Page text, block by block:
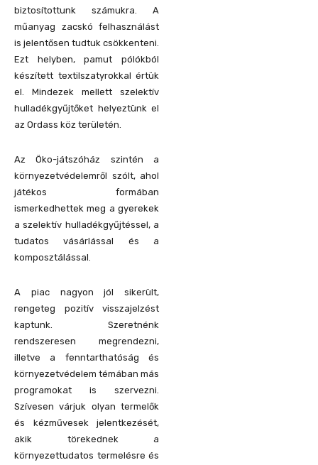
biztosítottunk számukra. A
műanyag zacskó felhasználást
is jelentősen tudtuk csökkenteni.
Ezt helyben, pamut pólókból
készített textilszatyrokkal értük
el. Mindezek mellett szelektív
hulladékgyűjtőket helyeztünk el
az Ordass köz területén.
Az Öko-játszóház szintén a
környezetvédelemről szólt, ahol
játékos formában
ismerkedhettek meg a gyerekek
a szelektív hulladékgyűjtéssel, a
tudatos vásárlással és a
komposztálással.
A piac nagyon jól sikerült,
rengeteg pozitív visszajelzést
kaptunk. Szeretnénk
rendszeresen megrendezni,
illetve a fenntarthatóság és
környezetvédelem témában más
programokat is szervezni.
Szívesen várjuk olyan termelők
és kézművesek jelentkezését,
akik törekednek a
környezettudatos termelésre és